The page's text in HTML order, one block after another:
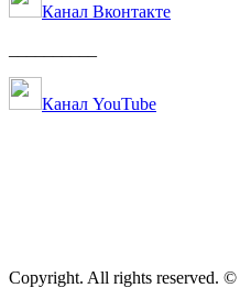
Канал Вконтакте
Канал YouTube
Copyright. All rights reserved. ©